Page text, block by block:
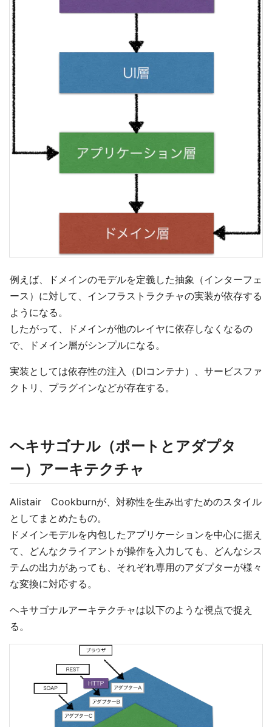
例えば、ドメインのモデルを定義した抽象（インターフェ
ース）に対して、インフラストラクチャの実装が依存する
ようになる。
したがって、ドメインが他のレイヤに依存しなくなるの
で、ドメイン層がシンプルになる。
実装としては依存性の注入（DIコンテナ）、サービスファ
クトリ、プラグインなどが存在する。
ヘキサゴナル（ポートとアダプタ
ー）アーキテクチャ
Alistair Cookburnが、対称性を生み出すためのスタイル
としてまとめたもの。
ドメインモデルを内包したアプリケーションを中心に据え
て、どんなクライアントが操作を入力しても、どんなシス
テムの出力があっても、それぞれ専用のアダプターが様々
な変換に対応する。
ヘキサゴナルアーキテクチャは以下のような視点で捉え
る。